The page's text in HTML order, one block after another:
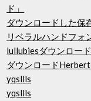
ド」
ダウンロードした保
リベラルハンドフォ
lullubiesダウンロー
ダウンロード
yqsllls
yqsllls